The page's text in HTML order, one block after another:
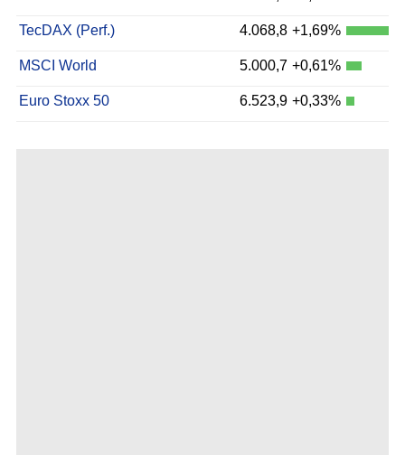
TecDAX (Perf.) 4.068,8 +1,69%
MSCI World 5.000,7 +0,61%
Euro Stoxx 50 6.523,9 +0,33%